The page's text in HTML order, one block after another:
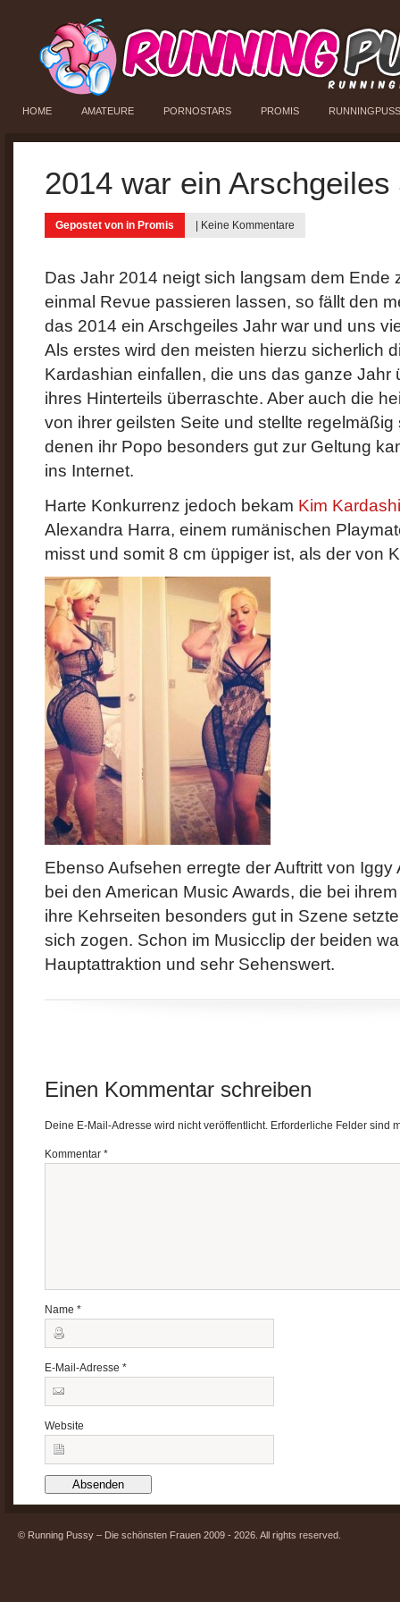
HOME AMATEURE PORNOSTARS PROMIS
2014 war ein Arschgeiles
Gepostet von in Promis Keine Kommentare
Das Jahr 2014 neigt sich langsam dem Ende
einmal Revue passieren lassen, so fällt den
das 2014 ein Arschgeiles Jahr war und uns
Als erstes wird den meisten hierzu sicherlich
Kardashian einfallen, die uns das ganze Jahr
ihres Hinterteils überraschte. Aber auch die
von ihrer geilsten Seite und stellte regelmäßig
denen ihr Popo besonders gut zur Geltung
ins Internet.
Harte Konkurrenz jedoch bekam Kim
Alexandra Harra, einem rumänischen
misst und somit 8 cm üppiger ist, als der von
Ebenso Aufsehen erregte der Auftritt von
bei den American Music Awards, die bei
ihre Kehrseiten besonders gut in Szene
sich zogen. Schon im Musicclip der beiden
Hauptattraktion und sehr Sehenswert.
Einen Kommentar schreiben
Deine E-Mail-Adresse wird nicht veröffentlicht. Erforderliche Felder sind
Kommentar *
Name *
E-Mail-Adresse *
Website
© Running Pussy – Die schönsten Frauen 2009 - 2026. All rights reserved.